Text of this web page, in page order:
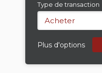
Type de transaction
Acheter
Plus d'options